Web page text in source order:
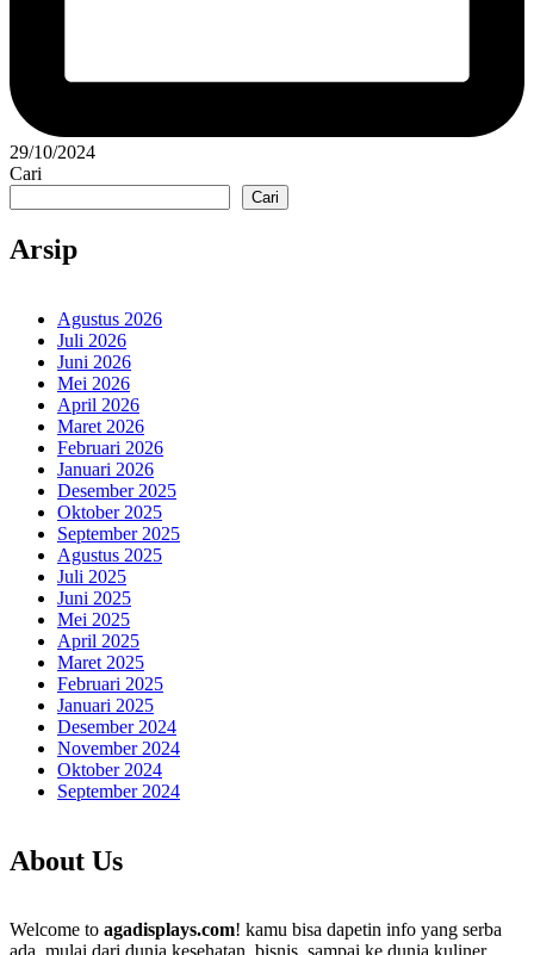
29/10/2024
Cari
Cari
Arsip
Agustus 2026
Juli 2026
Juni 2026
Mei 2026
April 2026
Maret 2026
Februari 2026
Januari 2026
Desember 2025
Oktober 2025
September 2025
Agustus 2025
Juli 2025
Juni 2025
Mei 2025
April 2025
Maret 2025
Februari 2025
Januari 2025
Desember 2024
November 2024
Oktober 2024
September 2024
About Us
Welcome to agadisplays.com! kamu bisa dapetin info yang serba